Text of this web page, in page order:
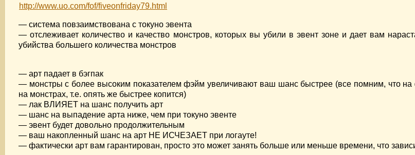
http://www.uo.com/fof/fiveonfriday79.html
— система повзаимствована с токуно эвента
— отслеживает количество и качество монстров, которых вы убили в эвент зоне и дает вам
убийства большего количества монстров
— арт падает в бэгпак
— монстры с более высоким показателем фэйм увеличивают ваш шанс быстрее (все помним, что
на монстрах, т.е. опять же быстрее копится)
— лак ВЛИЯЕТ на шанс получить арт
— шанс на выпадение арта ниже, чем при токуно эвенте
— эвент будет довольно продолжительным
— ваш накопленный шанс на арт НЕ ИСЧЕЗАЕТ при логауте!
— фактически арт вам гарантирован, просто это может занять больше или меньше времени, что